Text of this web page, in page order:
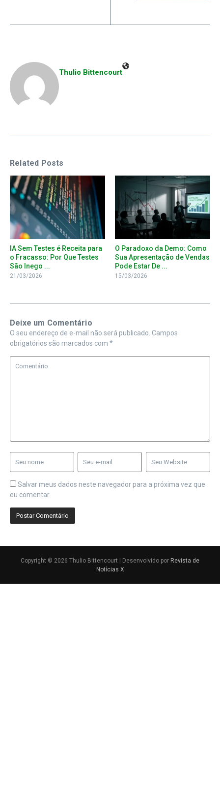
Thulio Bittencourt
Related Posts
IA Sem Testes é Receita para
o Fracasso: Por Que Testes
São Inego ...
21/03/2026
O Paradoxo da Demo: Como
Sua Apresentação de Vendas
Pode Estar De ...
15/03/2026
Deixe um Comentário
O seu endereço de e-mail não será publicado. Campos
obrigatórios são marcados com *
Salvar meus dados neste navegador para a próxima vez que
eu comentar.
Copyright © 2026 Thulio Bittencourt | Desenvolvido por Revista de
Notícias X